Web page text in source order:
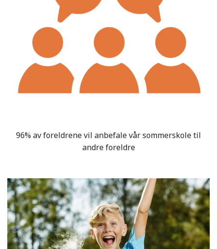
96% av foreldrene vil anbefale vår sommerskole til
andre foreldre